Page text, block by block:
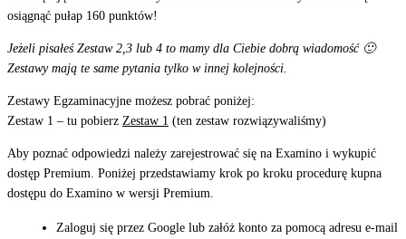
osiągnąć pułap 160 punktów!
Jeżeli pisałeś Zestaw 2,3 lub 4 to mamy dla Ciebie dobrą wiadomość 🙂
Zestawy mają te same pytania tylko w innej kolejności.
Zestawy Egzaminacyjne możesz pobrać poniżej:
Zestaw 1 – tu pobierz Zestaw 1 (ten zestaw rozwiązywaliśmy)
Aby poznać odpowiedzi należy zarejestrować się na Examino i wykupić
dostęp Premium. Poniżej przedstawiamy krok po kroku procedurę kupna
dostępu do Examino w wersji Premium.
Zaloguj się przez Google lub załóż konto za pomocą adresu e-mail